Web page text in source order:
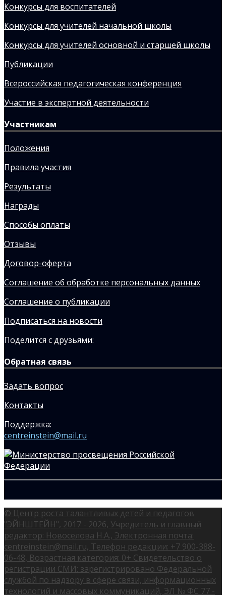
Конкурсы для воспитателей
Конкурсы для учителей начальной школы
Конкурсы для учителей основной и старшей школы
Публикации
Всероссийская педагогическая конференция
Участие в экспертной деятельности
Участникам
Положения
Правила участия
Результаты
Награды
Способы оплаты
Отзывы
Договор-оферта
Соглашение об обработке персональных данных
Соглашение о публикации
Подписаться на новости
Поделится с друзьями:
Обратная связь
Задать вопрос
Контакты
Поддержка:
centreinstein@mail.ru
© Центр роста талантливых детей и педагогов
"ЭЙНШТЕЙН", 2017 - 2026, Учредитель и главный
редактор: Новоселова Н.А., Электронная почта:
centreinstein@mail.ru, Телефон редакции: +7 900-388-
06-48, Возрастная категория: 0+ Свидетельство о
регистрации СМИ: зарегистрировано Федеральной
службой по надзору в сфере связи, информационных
технологий и массовых коммуникаций, ЭЛ № ФС 77 -